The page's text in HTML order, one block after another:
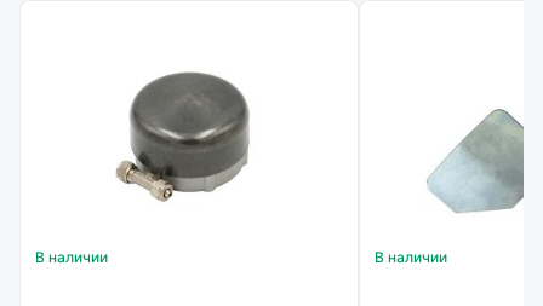
В наличии В наличии